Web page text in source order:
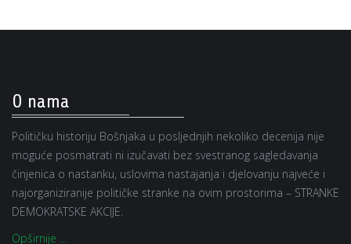
O nama
Političku historiju Bošnjaka u posljednjih nekoliko decenija nije
moguće posmatrati ni izučavati bez svestranog sagledavanja
činjenica o nastanku, uslovima nastajanja i djelovanju najveće i
najorganiziranije političke stranke na ovim prostorima – STRANKE
DEMOKRATSKE AKCIJE.
Opširnije ...